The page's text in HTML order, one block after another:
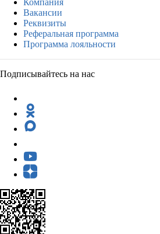
Вакансии
Реквизиты
Реферальная программа
Программа лояльности
Подписывайтесь на нас